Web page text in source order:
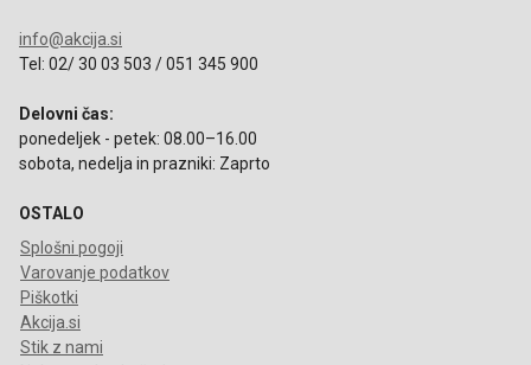
info@akcija.si
Tel: 02/ 30 03 503 / 051 345 900
Delovni čas:
ponedeljek - petek: 08.00–16.00
sobota, nedelja in prazniki: Zaprto
OSTALO
Splošni pogoji
Varovanje podatkov
Piškotki
Akcija.si
Stik z nami